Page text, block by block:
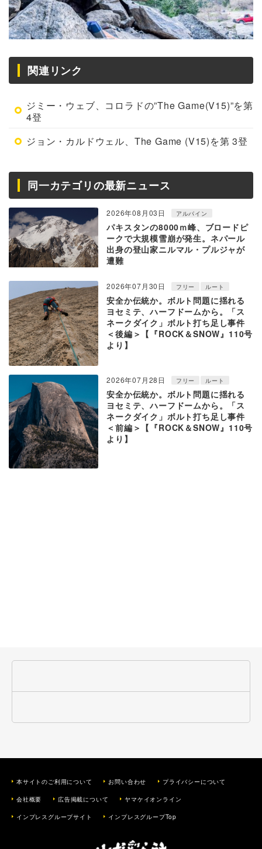
関連リンク
ジミー・ウェブ、コロラドの”The Game(V15)”を第
4登
ジョン・カルドウェル、The Game (V15)を第 3登
同一カテゴリの最新ニュース
2026年08月03日 アルパイン
パキスタンの8000ｍ峰、ブロードピ
ークで大規模雪崩が発生。ネパール
出身の登山家ニルマル・プルジャが
遭難
2026年07月30日 フリー ルート
安全か伝統か。ボルト問題に揺れる
ヨセミテ、ハーフドームから。「ス
ネークダイク」ボルト打ち足し事件
＜後編＞【『ROCK＆SNOW』110号
より】
2026年07月28日 フリー ルート
安全か伝統か。ボルト問題に揺れる
ヨセミテ、ハーフドームから。「ス
ネークダイク」ボルト打ち足し事件
＜前編＞【『ROCK＆SNOW』110号
より】
本サイトのご利用について お問い合わせ プライバシーについて
会社概要 広告掲載について ヤマケイオンライン
インプレスグループサイト インプレスグループTop